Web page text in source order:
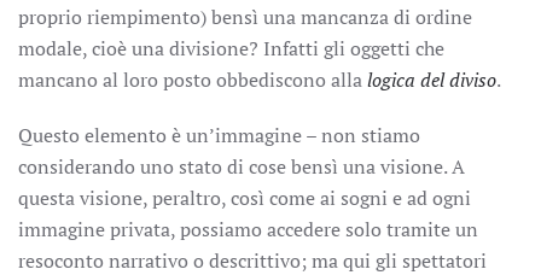
proprio riempimento) bensì una mancanza di ordine
modale, cioè una divisione? Infatti gli oggetti che
mancano al loro posto obbediscono allalogica del diviso.
Questo elemento è un’immagine – non stiamo
considerando uno stato di cose bensì una visione. A
questa visione, peraltro, così come ai sogni e ad ogni
immagine privata, possiamo accedere solo tramite un
resoconto narrativo o descrittivo; ma qui gli spettatori